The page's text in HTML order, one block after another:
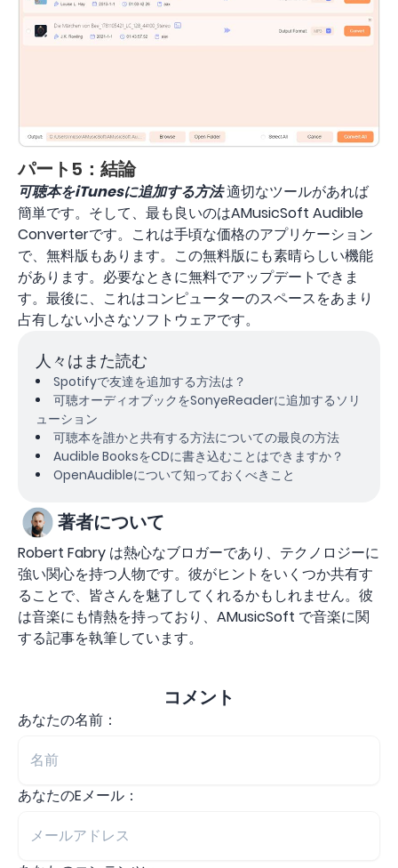
パート5：結論
可聴本をiTunesに追加する方法適切なツールがあれば
簡単です。そして、最も良いのはAMusicSoft Audible
Converterです。これは手頃な価格のアプリケーション
で、無料版もあります。この無料版にも素晴らしい機能
があります。必要なときに無料でアップデートできま
す。最後に、これはコンピューターのスペースをあまり
占有しない小さなソフトウェアです。
人々はまた読む
Spotifyで友達を追加する方法は？
可聴オーディオブックをSonyeReaderに追加するソリ
ューション
可聴本を誰かと共有する方法についての最良の方法
Audible BooksをCDに書き込むことはできますか？
OpenAudibleについて知っておくべきこと
著者について
Robert Fabry は熱心なブロガーであり、テクノロジーに
強い関心を持つ人物です。彼がヒントをいくつか共有す
ることで、皆さんを魅了してくれるかもしれません。彼
は音楽にも情熱を持っており、AMusicSoft で音楽に関
する記事を執筆しています。
コメント
あなたの名前：
あなたのEメール：